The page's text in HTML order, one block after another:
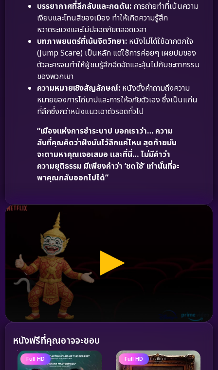
บรรยากาศที่ลึกลับและกดดัน: การถ่ายทำที่เน้นความ
เงียบและโทนสีของเมือง ทำให้เกิดความรู้สึก
หวาดระแวงและไม่ปลอดภัยตลอดเวลา
บทภาพยนตร์ที่เน้นจิตวิทยา: หนังไม่ได้ใช้ฉากตกใจ
(Jump Scare) เป็นหลัก แต่ใช้การค่อยๆ เผยปมของ
ตัวละครจนทำให้ผู้ชมรู้สึกอึดอัดและลุ้นไปกับชะตากรรม
ของพวกเขา
ความหมายเชิงสัญลักษณ์: หนังตั้งคำถามถึงความ
หมายของการไถ่บาปและการให้อภัยตัวเอง ซึ่งเป็นแก่น
ที่ลึกซึ้งกว่าหนังแนวเอาตัวรอดทั่วไป
“เมืองแห่งการชำระบาป บอกเราว่า… ความ
ลับที่คุณคิดว่าฝังมันไว้ลึกแค่ไหน สุดท้ายมัน
จะตามหาคุณเจอเสมอ และที่นี่… ไม่มีคำว่า
ความยุติธรรม มีเพียงคำว่า ‘ชดใช้’ เท่านั้นที่จะ
พาคุณกลับออกไปได้”
หนังฟรีที่คุณอาจจะชอบ
Full HD Full HD